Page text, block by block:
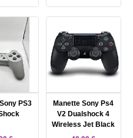
PS3
Manette Sony Ps4
V2 Dualshock 4
Wireless Jet Black